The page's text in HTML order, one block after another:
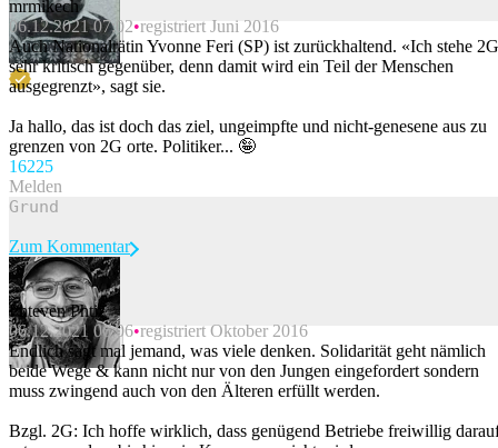
Beitrag melden
mrmikech
06.12.2021 07:02 registriert Juni 2016
Auch Nationalrätin Yvonne Feri (SP) ist zurückhaltend. «Ich stehe 2G
sehr kritisch gegenüber, denn damit wird ein Teil der Menschen
ausgegrenzt», sagt sie.
Ja hallo, das ist doch das ziel, ungeimpfte und nicht-genesene aus zu
grenzen von 2G orte. Politiker... 🤪
16225
Melden
Beitrag melden
Zum Kommentar
Phteven Phtiz
06.12.2021 06:06 registriert Oktober 2016
Endlich sagt mal jemand, was viele denken. Solidarität geht nämlich
beide Wege & kann nicht nur von den Jungen eingefordert sondern
muss zwingend auch von den Älteren erfüllt werden.
Bzgl. 2G: Ich hoffe wirklich, dass genügend Betriebe freiwillig